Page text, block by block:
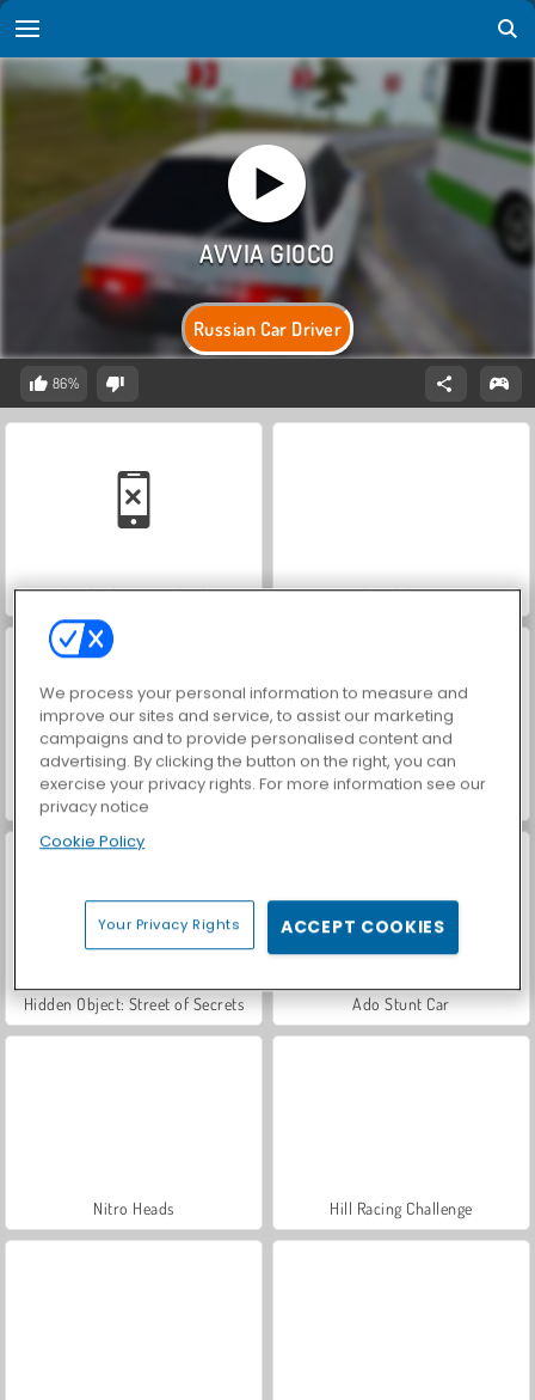
Russian Car Driver
86%
Car Parking City Duel Royal Story
Street Race Takedown
Hidden Object: Street of Secrets Ado Stunt Car
Nitro Heads Hill Racing Challenge
We process your personal information to measure and
improve our sites and service, to assist our marketing
campaigns and to provide personalised content and
advertising. By clicking the button on the right, you can
exercise your privacy rights. For more information see our
privacy notice
Cookie Policy
Your Privacy Rights ACCEPT COOKIES